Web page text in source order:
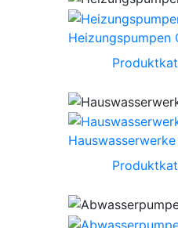
Heizungspumpen